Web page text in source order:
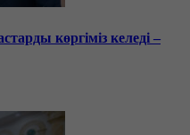
көргіміз келеді –